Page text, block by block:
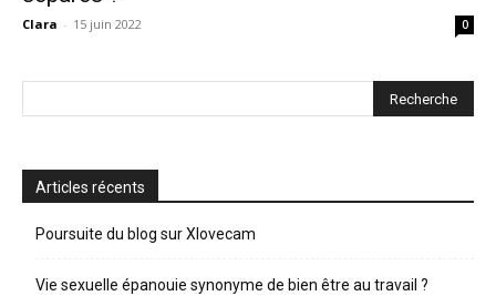
Clara - 15 juin 2022 0
Articles récents
Poursuite du blog sur Xlovecam
Vie sexuelle épanouie synonyme de bien être au travail ?